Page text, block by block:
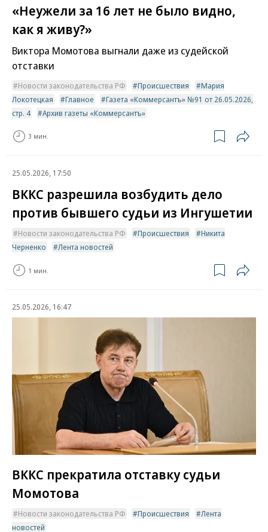
«Неужели за 16 лет не было видно,
как я живу?»
Виктора Момотова выгнали даже из судейской
отставки
Новости законодательства РФ Происшествия
Мария
Локотецкая
Главное
Газета «Коммерсантъ» №91 от 26.05.2026,
стр. 4
Архив газеты «Коммерсантъ»
3 мин.
25.05.2026, 17:50
ВККС разрешила возбудить дело
против бывшего судьи из Ингушетии
Новости законодательства РФ Происшествия
Никита
Черненко
Лента новостей
1 мин.
25.05.2026, 16:47
ВККС прекратила отставку судьи
Момотова
Новости законодательства РФ Происшествия
Лента
новостей